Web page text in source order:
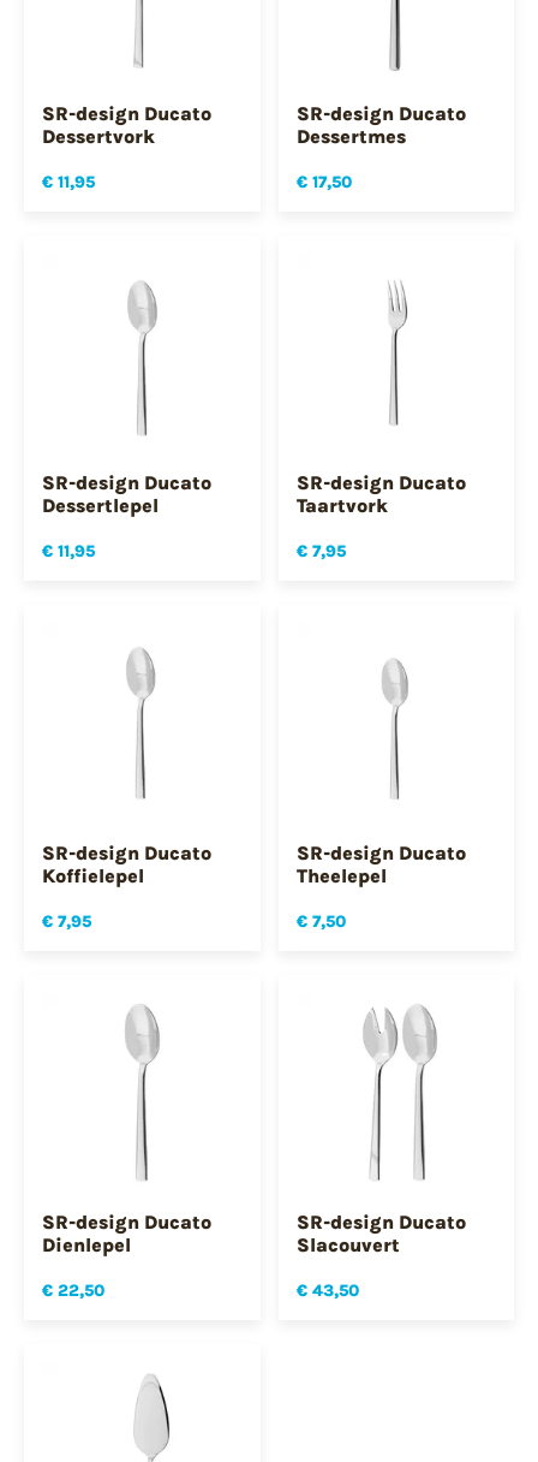
SR-design Ducato
Dessertvork
€ 11,95
SR-design Ducato
Dessertmes
€ 17,50
SR-design Ducato
Dessertlepel
€ 11,95
SR-design Ducato
Taartvork
€ 7,95
SR-design Ducato
Koffielepel
€ 7,95
SR-design Ducato
Theelepel
€ 7,50
SR-design Ducato
Dienlepel
€ 22,50
SR-design Ducato
Slacouvert
€ 43,50